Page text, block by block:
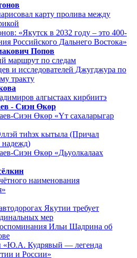
карту пролива между
«Якутск в 2032 году – это 400-
Российского Дальнего Востока»
Попов
маршрут по следам
и исследователей Джугджура по
тракту
алгыстаах кирбиитэ
- Сиэн Өкөр
Сиэн Өкөр «Үт сахаларыгар
тиһэх кытыла (Причал
Сиэн Өкөр «Дьуолкалаах
наименования
Якутии требует
мер
Ильи Шадрина об
«Ю.А. Кудрявый — легенда
и России»